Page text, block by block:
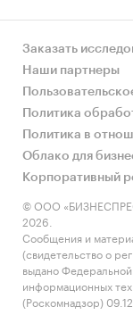
Заказать
Наши партнеры
Политика
Политика в
Облако для
Корпоративный
© ООО
2026.
Сообщения и
(свидетельство о
выдано
информационных
(Роскомнадзор)